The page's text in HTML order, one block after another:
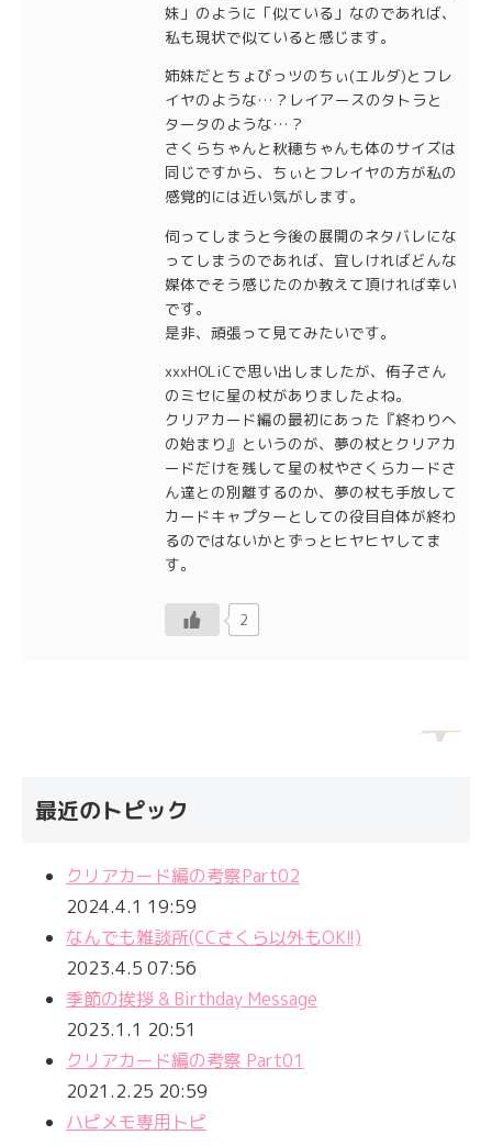
妹」のように「似ている」なのであれば、
私も現状で似ていると感じます。
姉妹だとちょびっツのちぃ(エルダ)とフレ
イヤのような…？レイアースのタトラと
タータのような…？
さくらちゃんと秋穂ちゃんも体のサイズは
同じですから、ちぃとフレイヤの方が私の
感覚的には近い気がします。
伺ってしまうと今後の展開のネタバレにな
ってしまうのであれば、宜しければどんな
媒体でそう感じたのか教えて頂ければ幸い
です。
是非、頑張って見てみたいです。
xxxHOLiCで思い出しましたが、侑子さん
のミセに星の杖がありましたよね。
クリアカード編の最初にあった『終わりへ
の始まり』というのが、夢の杖とクリアカ
ードだけを残して星の杖やさくらカードさ
ん達との別離するのか、夢の杖も手放して
カードキャプターとしての役目自体が終わ
るのではないかとずっとヒヤヒヤしてま
す。
2
最近のトピック
クリアカード編の考察Part02
2024.4.1 19:59
なんでも雑談所(CCさくら以外もOK!!)
2023.4.5 07:56
季節の挨拶 & Birthday Message
2023.1.1 20:51
クリアカード編の考察 Part01
2021.2.25 20:59
ハピメモ専用トピ